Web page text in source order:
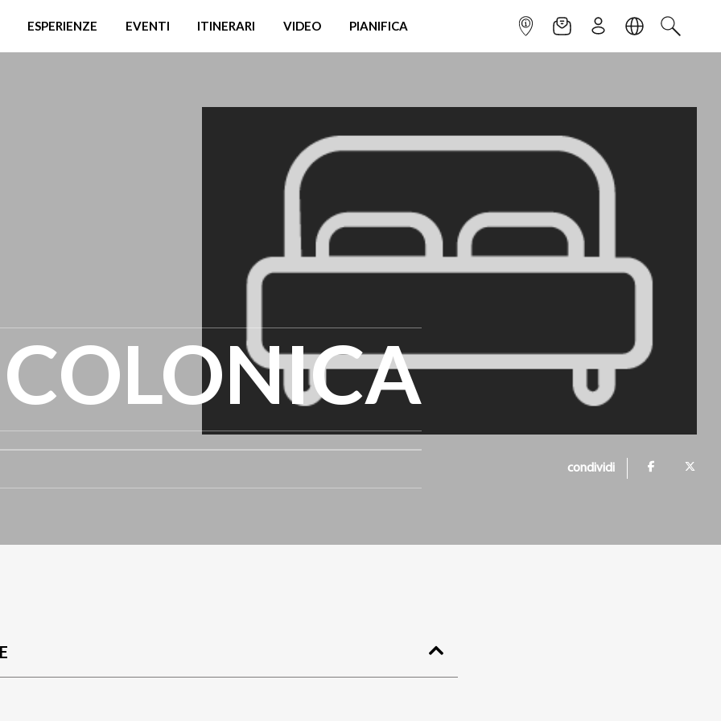
ESPERIENZE EVENTI ITINERARI VIDEO PIANIFICA INFOPOINTNEWSLETTER
ISCRIVITILINGUACERCA
condividi